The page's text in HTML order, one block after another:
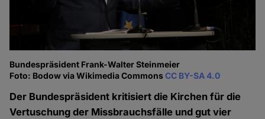
Bundespräsident Frank-Walter Steinmeier
Foto: Bodow via Wikimedia CommonsCC BY-SA 4.0
Der Bundespräsident kritisiert die Kirchen für die
Vertuschung der Missbrauchsfälle und gut vier